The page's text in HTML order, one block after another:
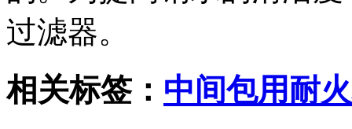
过滤器。
相关标签： 中间包用耐